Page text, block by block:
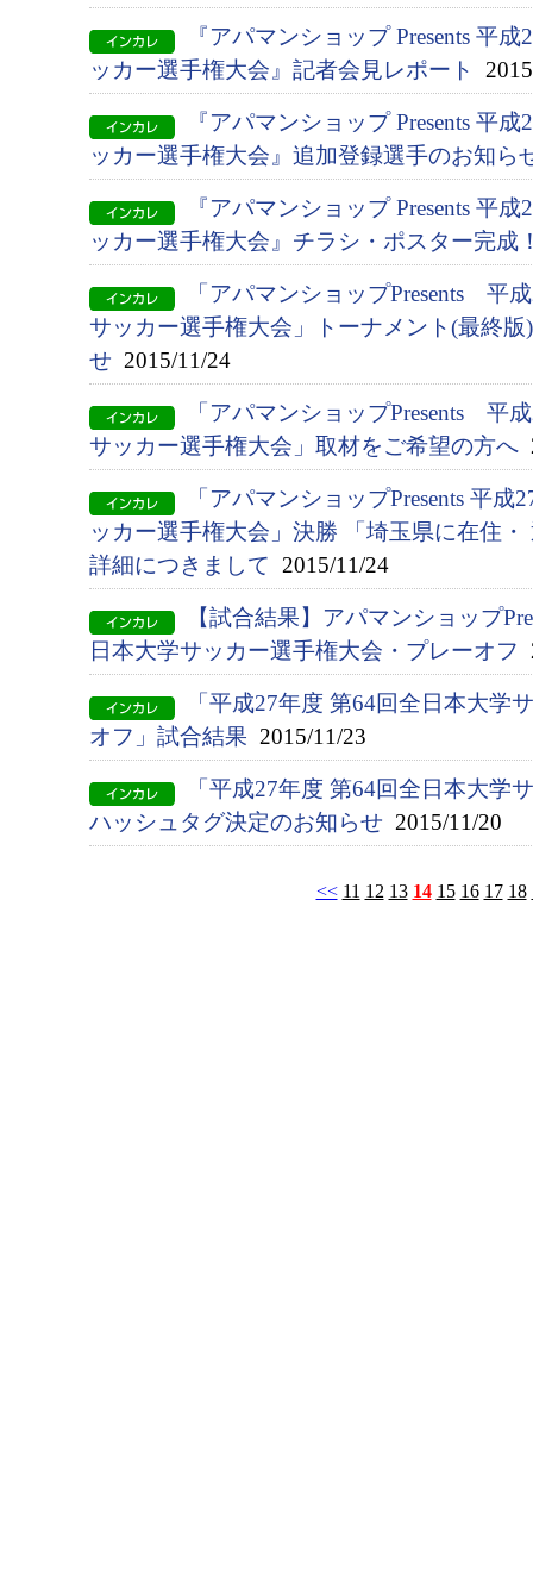
『アパマンショップ Presents 平
ッカー選手権大会』記者会見レポート
『アパマンショップ Presents 平
ッカー選手権大会』追加登録選手のお知ら
『アパマンショップ Presents 平
ッカー選手権大会』チラシ・ポスター完成
「アパマンショップPresents 平
サッカー選手権大会」トーナメント(最終
せ 2015/11/24
「アパマンショップPresents 平
サッカー選手権大会」取材をご希望の方へ
「アパマンショップPresents 平
ッカー選手権大会」決勝 「埼玉県に在住
詳細につきまして 2015/11/24
【試合結果】アパマンショップ
日本大学サッカー選手権大会・プレーオフ
「平成27年度 第64回全日本大学
オフ」試合結果 2015/11/23
「平成27年度 第64回全日本大学
ハッシュタグ決定のお知らせ 2015/11/20
<< 11 12 13 14 15 16 17 18